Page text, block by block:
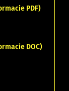
PDF)
DOC)